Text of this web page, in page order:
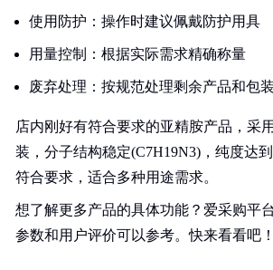
使用防护：操作时建议佩戴防护用具
用量控制：根据实际需求精确称量
废弃处理：按规范处理剩余产品和包装
店内刚好有符合要求的亚精胺产品，采
装，分子结构稳定(C7H19N3)，纯度达
符合要求，适合多种用途需求。
想了解更多产品的具体功能？爱采购平
参数和用户评价可以参考。快来看看吧！